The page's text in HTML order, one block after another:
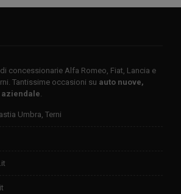
concessionarie Alfa Romeo, Fiat, Lancia e
Tantissime occasioni su auto nuove,
aziendale
Umbra, Terni